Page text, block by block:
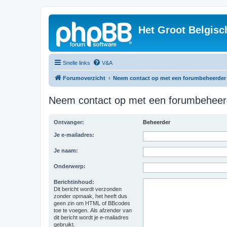
Het Groot
Snelle links V&A
Forumoverzicht Neem contact op met een forumbeheerder
Neem contact op met een
Ontvanger: Beheerder
Je e-mailadres:
Je naam:
Onderwerp:
Berichtinhoud:
Dit bericht wordt verzonden
zonder opmaak, het heeft dus
geen zin om HTML of BBcodes
toe te voegen. Als afzender van
dit bericht wordt je e-mailadres
gebruikt.